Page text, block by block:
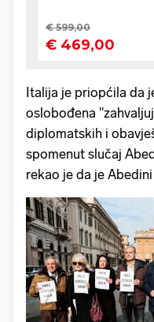
Italija je priopćila da
oslobođena
diplomatskih i
spomenut slučaj
rekao je da je